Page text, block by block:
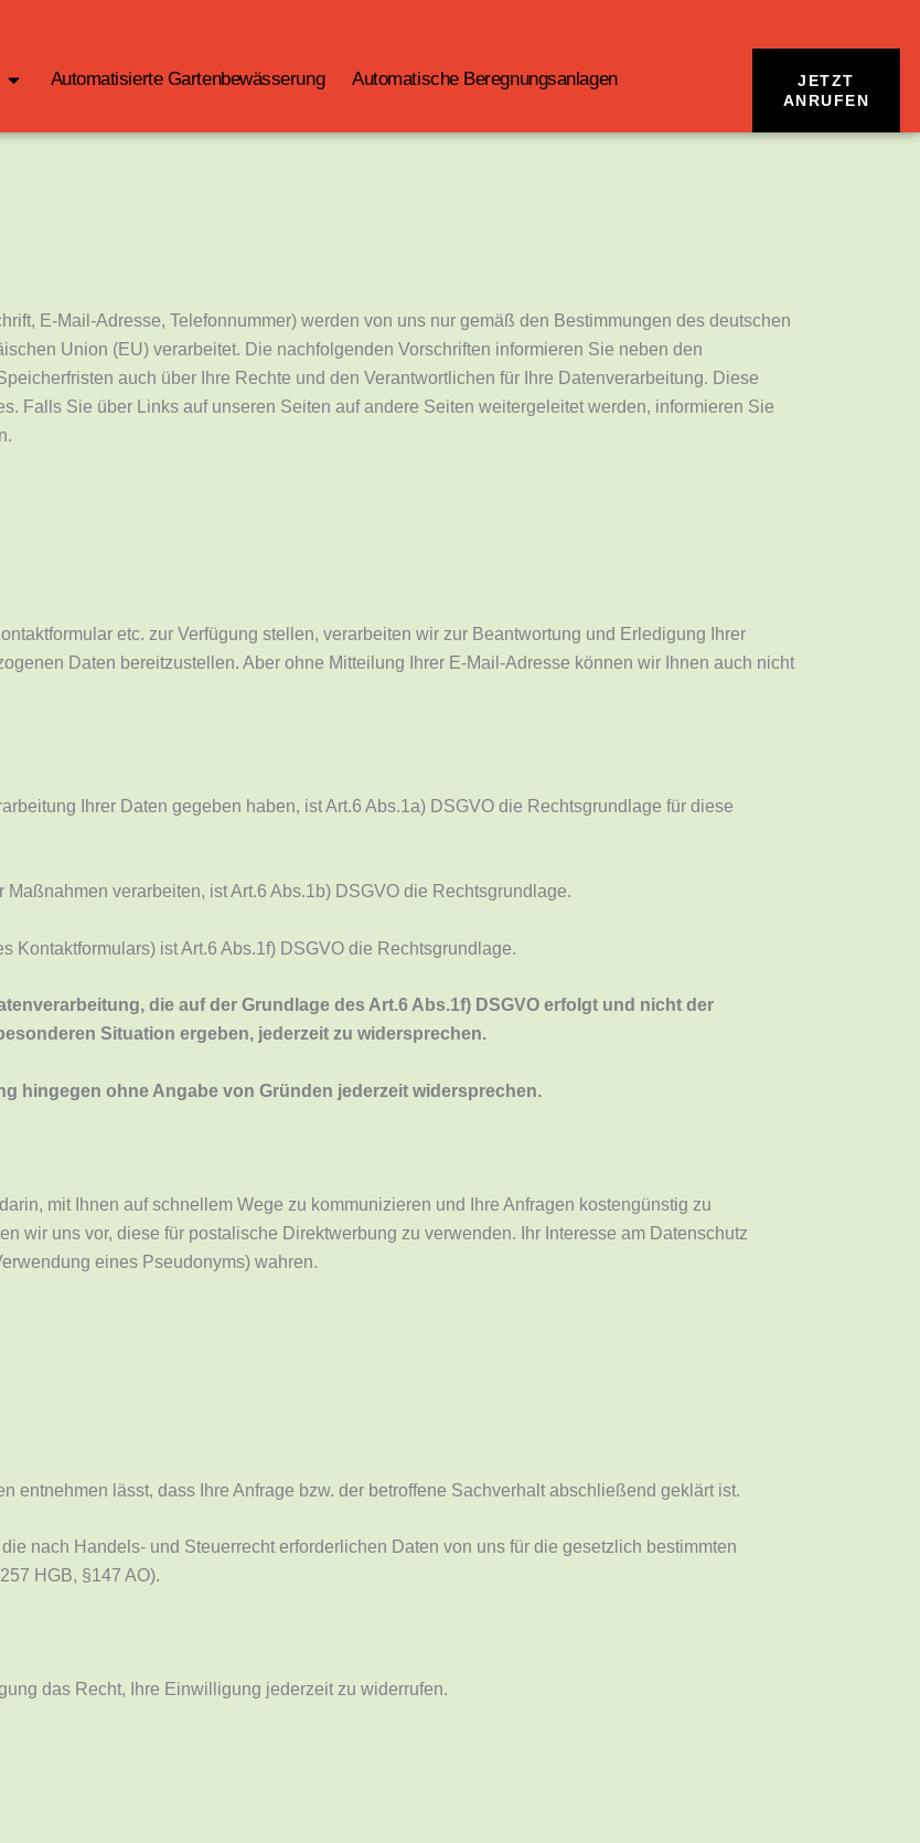
Automatisierte Gartenbewässerung
Automatische Beregnungsanlagen
JETZT
ANRUFEN
E-Mail-Adresse, Telefonnummer) werden von uns nur gemäß den Bestimmungen des deutschen
Union (EU) verarbeitet. Die nachfolgenden Vorschriften informieren Sie neben den
auch über Ihre Rechte und den Verantwortlichen für Ihre Datenverarbeitung. Diese
Falls Sie über Links auf unseren Seiten auf andere Seiten weitergeleitet werden, informieren Sie
etc. zur Verfügung stellen, verarbeiten wir zur Beantwortung und Erledigung Ihrer
Daten bereitzustellen. Aber ohne Mitteilung Ihrer E-Mail-Adresse können wir Ihnen auch nicht
Ihrer Daten gegeben haben, ist Art.6 Abs.1a) DSGVO die Rechtsgrundlage für diese
verarbeiten, ist Art.6 Abs.1b) DSGVO die Rechtsgrundlage.
ist Art.6 Abs.1f) DSGVO die Rechtsgrundlage.
die auf der Grundlage des Art.6 Abs.1f) DSGVO erfolgt und nicht der
Situation ergeben, jederzeit zu widersprechen.
hingegen ohne Angabe von Gründen jederzeit widersprechen.
mit Ihnen auf schnellem Wege zu kommunizieren und Ihre Anfragen kostengünstig zu
wir uns vor, diese für postalische Direktwerbung zu verwenden. Ihr Interesse am Datenschutz
eines Pseudonyms) wahren.
entnehmen lässt, dass Ihre Anfrage bzw. der betroffene Sachverhalt abschließend geklärt ist.
nach Handels- und Steuerrecht erforderlichen Daten von uns für die gesetzlich bestimmten
HGB, §147 AO).
das Recht, Ihre Einwilligung jederzeit zu widerrufen.